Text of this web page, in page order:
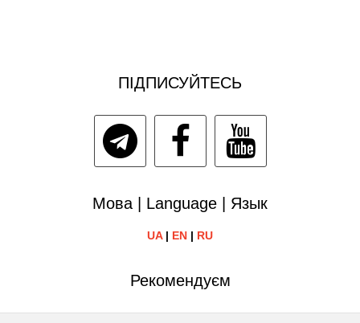
ПІДПИСУЙТЕСЬ
Мова | Language | Язык
UA| EN | RU
Рекомендуєм